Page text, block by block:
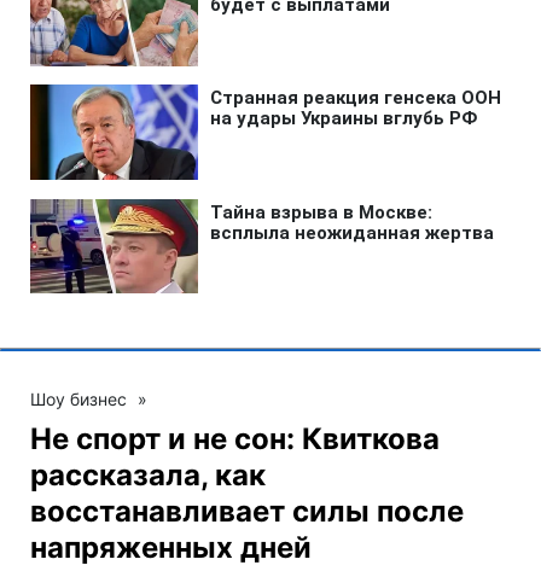
Шоу бизнес »
Не спорт и не сон: Квиткова
рассказала, как
восстанавливает силы после
напряженных дней